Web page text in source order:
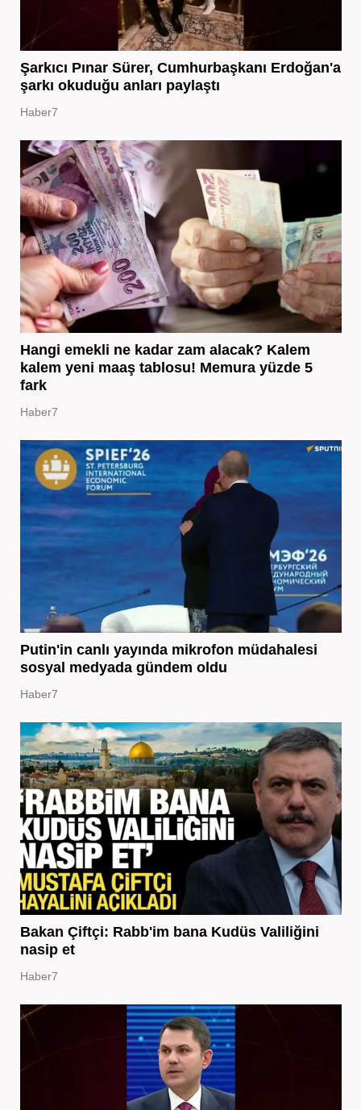
Şarkıcı Pınar Sürer, Cumhurbaşkanı Erdoğan'a
şarkı okuduğu anları paylaştı
Haber7
Hangi emekli ne kadar zam alacak? Kalem
kalem yeni maaş tablosu! Memura yüzde 5
fark
Haber7
Putin'in canlı yayında mikrofon müdahalesi
sosyal medyada gündem oldu
Haber7
Bakan Çiftçi: Rabb'im bana Kudüs Valiliğini
nasip et
Haber7